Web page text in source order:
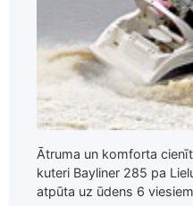
Ātruma un komforta
kuteri Bayliner 285 pa
atpūta uz ūdens 6